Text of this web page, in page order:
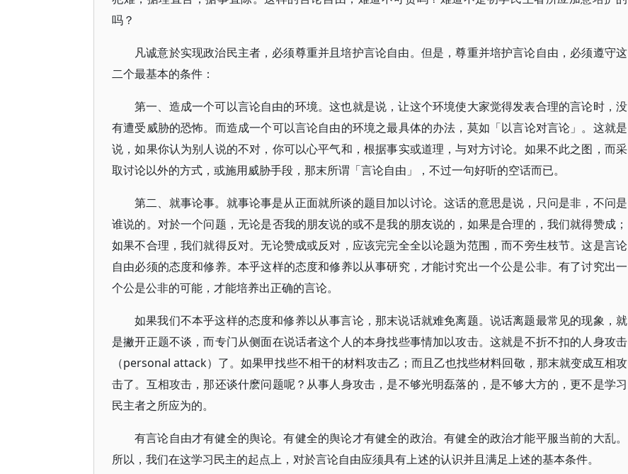
吗？
凡诚意於实现政治民主者，必须尊重并且培护言论自由。但是，尊重并培护言论自由，必须遵守这
二个最基本的条件：
第一、造成一个可以言论自由的环境。这也就是说，让这个环境使大家觉得发表合理的言论时，没
有遭受威胁的恐怖。而造成一个可以言论自由的环境之最具体的办法，莫如「以言论对言论」。这就是
说，如果你认为别人说的不对，你可以心平气和，根据事实或道理，与对方讨论。如果不此之图，而采
取讨论以外的方式，或施用威胁手段，那末所谓「言论自由」，不过一句好听的空话而已。
第二、就事论事。就事论事是从正面就所谈的题目加以讨论。这话的意思是说，只问是非，不问是
谁说的。对於一个问题，无论是否我的朋友说的或不是我的朋友说的，如果是合理的，我们就得赞成；
如果不合理，我们就得反对。无论赞成或反对，应该完完全全以论题为范围，而不旁生枝节。这是言论
自由必须的态度和修养。本乎这样的态度和修养以从事研究，才能讨究出一个公是公非。有了讨究出一
个公是公非的可能，才能培养出正确的言论。
如果我们不本乎这样的态度和修养以从事言论，那末说话就难免离题。说话离题最常见的现象，就
是撇开正题不谈，而专门从侧面在说话者这个人的本身找些事情加以攻击。这就是不折不扣的人身攻击
（personal attack）了。如果甲找些不相干的材料攻击乙；而且乙也找些材料回敬，那末就变成互相攻
击了。互相攻击，那还谈什麽问题呢？从事人身攻击，是不够光明磊落的，是不够大方的，更不是学习
民主者之所应为的。
有言论自由才有健全的舆论。有健全的舆论才有健全的政治。有健全的政治才能平服当前的大乱。
所以，我们在这学习民主的起点上，对於言论自由应须具有上述的认识并且满足上述的基本条件。